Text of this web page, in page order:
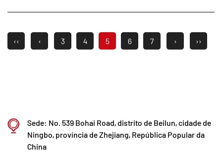
‹‹ ‹ 3 4 5 6 7 › ››
Sede: No. 539 Bohai Road, distrito de Beilun, cidade de
Ningbo, província de Zhejiang, República Popular da
China